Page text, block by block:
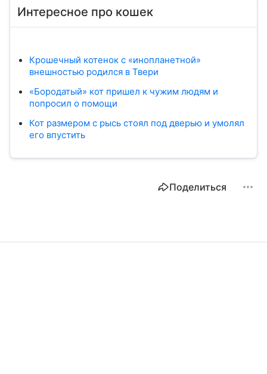
Интересное про кошек
Крошечный котенок с «инопланетной»
внешностью родился в Твери
«Бородатый» кот пришел к чужим людям и
попросил о помощи
Кот размером с рысь стоял под дверью и умолял
его впустить
Поделиться